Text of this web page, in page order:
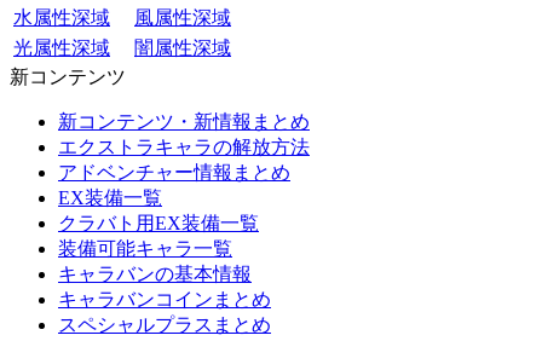
水属性深域
風属性深域
光属性深域
闇属性深域
新コンテンツ
新コンテンツ・新情報まとめ
エクストラキャラの解放方法
アドベンチャー情報まとめ
EX装備一覧
クラバト用EX装備一覧
装備可能キャラ一覧
キャラバンの基本情報
キャラバンコインまとめ
スペシャルプラスまとめ